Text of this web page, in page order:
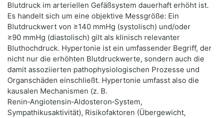
Blutdruck im arteriellen Gefäßsystem dauerhaft erhöht ist.
Es handelt sich um eine objektive Messgröße: Ein
Blutdruckwert von ≥140 mmHg (systolisch) und/oder
≥90 mmHg (diastolisch) gilt als klinisch relevanter
Bluthochdruck. Hypertonie ist ein umfassender Begriff, der
nicht nur die erhöhten Blutdruckwerte, sondern auch die
damit assoziierten pathophysiologischen Prozesse und
Organschäden einschließt. Hypertonie umfasst also die
kausalen Mechanismen (z. B.
Renin‑Angiotensin‑Aldosteron‑System,
Sympathikusaktivität), Risikofaktoren (Übergewicht,